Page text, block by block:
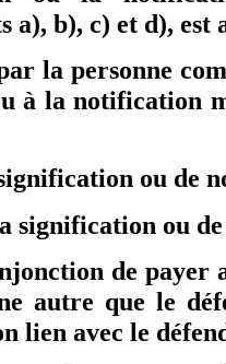
a), b), c) et d), est
la personne
à la notification
ou de
signification ou
de payer
autre que le
lien avec le